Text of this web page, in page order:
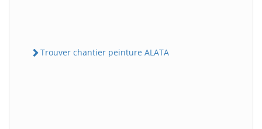
Trouver chantier peinture ALATA